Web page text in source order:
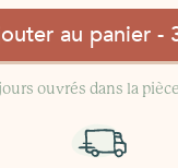
au panier -
ouvrés dans la